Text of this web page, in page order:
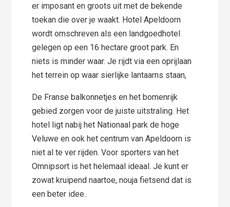
er imposant en groots uit met de bekende
toekan die over je waakt. Hotel Apeldoorn
wordt omschreven als een landgoedhotel
gelegen op een 16 hectare groot park. En
niets is minder waar. Je rijdt via een oprijlaan
het terrein op waar sierlijke lantaarns staan,
De Franse balkonnetjes en het bomenrijk
gebied zorgen voor de juiste uitstraling. Het
hotel ligt nabij het Nationaal park de hoge
Veluwe en ook het centrum van Apeldoorn is
niet al te ver rijden. Voor sporters van het
Omnipsort is het helemaal ideaal. Je kunt er
zowat kruipend naartoe, nouja fietsend dat is
een beter idee..